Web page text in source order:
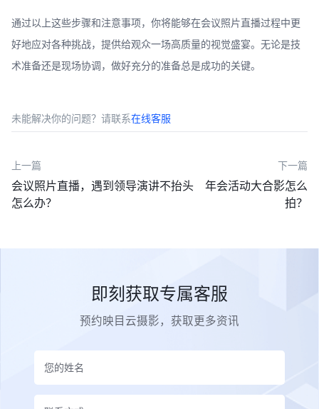
通过以上这些步骤和注意事项，你将能够在会议照片直播过程中更
好地应对各种挑战，提供给观众一场高质量的视觉盛宴。无论是技
术准备还是现场协调，做好充分的准备总是成功的关键。
未能解决你的问题？请联系在线客服
上一篇
会议照片直播，遇到领导演讲不抬头
怎么办？
下一篇
年会活动大合影怎么
拍？
即刻获取专属客服
预约映目云摄影，获取更多资讯